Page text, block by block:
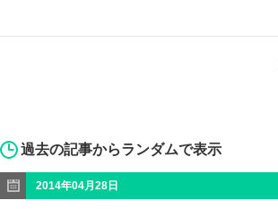
過去の記事からランダムで表示
2014年04月28日